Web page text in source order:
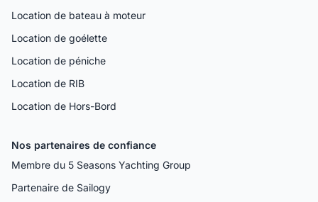
Location de bateau à moteur
Location de goélette
Location de péniche
Location de RIB
Location de Hors-Bord
Nos partenaires de confiance
Membre du 5 Seasons Yachting Group
Partenaire de Sailogy